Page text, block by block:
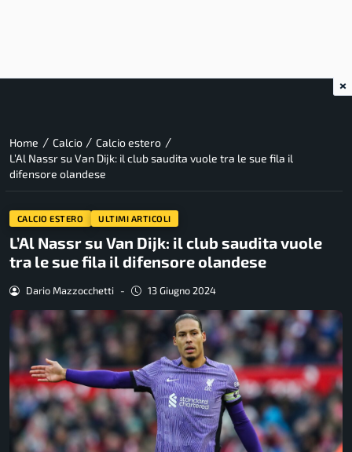
Home / Calcio / Calcio estero /
L’Al Nassr su Van Dijk: il club saudita vuole tra le sue fila il
difensore olandese
CALCIO ESTERO ULTIMI ARTICOLI
L’Al Nassr su Van Dijk: il club saudita vuole
tra le sue fila il difensore olandese
Dario Mazzocchetti - 13 Giugno 2024
×